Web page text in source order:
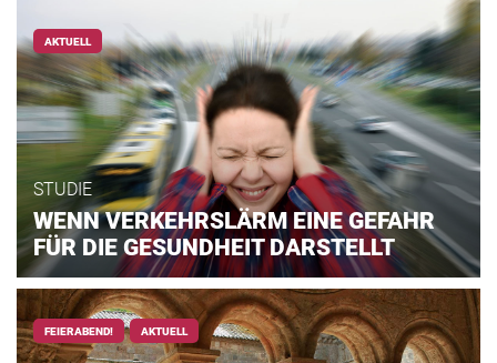
AKTUELL
STUDIE
WENN VERKEHRSLÄRM EINE GEFAHR
FÜR DIE GESUNDHEIT DARSTELLT
FEIERABEND! AKTUELL